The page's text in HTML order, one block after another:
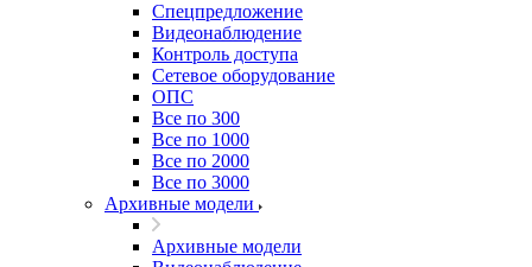
Спецпредложение
Видеонаблюдение
Контроль доступа
Сетевое оборудование
ОПС
Все по 300
Все по 1000
Все по 2000
Все по 3000
Архивные модели
Архивные модели